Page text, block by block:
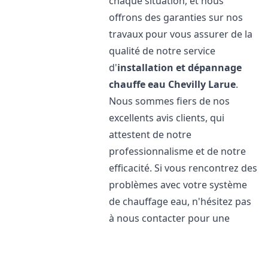
offrons des garanties sur nos
travaux pour vous assurer de la
qualité de notre service
d'installation et dépannage
chauffe eau Chevilly Larue.
Nous sommes fiers de nos
excellents avis clients, qui
attestent de notre
professionnalisme et de notre
efficacité. Si vous rencontrez des
problèmes avec votre système
de chauffage eau, n'hésitez pas
à nous contacter pour une